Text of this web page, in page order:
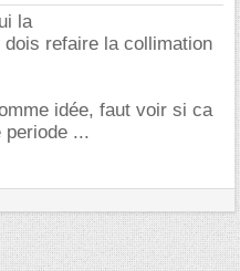
la
refaire la collimation
idée, faut voir si ca
periode ...